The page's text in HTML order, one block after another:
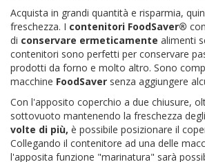
Acquista in grandi quantità e risparmia,
freschezza. I contenitori FoodSaver®
di conservare ermeticamente alimenti
contenitori sono perfetti per conservare
prodotti da forno e molto altro. Sono
macchine FoodSaver senza aggiungere
Con l'apposito coperchio a due chiusure,
sottovuoto mantenendo la freschezza
volte di più, è possibile posizionare il
Collegando il contenitore ad una delle
l'apposita funzione "marinatura" sarà